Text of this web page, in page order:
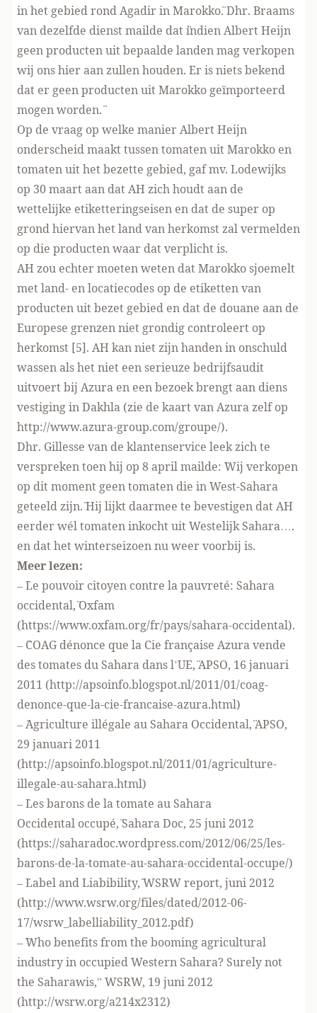
in het gebied rond Agadir in Marokko¨. Dhr. Braams
van dezelfde dienst mailde dat ¨indien Albert Heijn
geen producten uit bepaalde landen mag verkopen
wij ons hier aan zullen houden. Er is niets bekend
dat er geen producten uit Marokko geïmporteerd
mogen worden.¨
Op de vraag op welke manier Albert Heijn
onderscheid maakt tussen tomaten uit Marokko en
tomaten uit het bezette gebied, gaf mv. Lodewijks
op 30 maart aan dat AH zich houdt aan de
wettelijke etiketteringseisen en dat de super op
grond hiervan het land van herkomst zal vermelden
op die producten waar dat verplicht is.
AH zou echter moeten weten dat Marokko sjoemelt
met land- en locatiecodes op de etiketten van
producten uit bezet gebied en dat de douane aan de
Europese grenzen niet grondig controleert op
herkomst [5]. AH kan niet zijn handen in onschuld
wassen als het niet een serieuze bedrijfsaudit
uitvoert bij Azura en een bezoek brengt aan diens
vestiging in Dakhla (zie de kaart van Azura zelf op
http://www.azura-group.com/groupe/).
Dhr. Gillesse van de klantenservice leek zich te
verspreken toen hij op 8 april mailde: ¨Wij verkopen
op dit moment geen tomaten die in West-Sahara
geteeld zijn.¨ Hij lijkt daarmee te bevestigen dat AH
eerder wél tomaten inkocht uit Westelijk Sahara….
en dat het winterseizoen nu weer voorbij is.
Meer lezen:
– ¨Le pouvoir citoyen contre la pauvreté: Sahara
occidental,¨ Oxfam
(https://www.oxfam.org/fr/pays/sahara-occidental).
– ¨COAG dénonce que la Cie française Azura vende
des tomates du Sahara dans l’UE,¨ APSO, 16 januari
2011 (http://apsoinfo.blogspot.nl/2011/01/coag-
denonce-que-la-cie-francaise-azura.html)
– ¨Agriculture illégale au Sahara Occidental,¨ APSO,
29 januari 2011
(http://apsoinfo.blogspot.nl/2011/01/agriculture-
illegale-au-sahara.html)
– ¨Les barons de la tomate au Sahara
Occidental occupé,¨ Sahara Doc, 25 juni 2012
(https://saharadoc.wordpress.com/2012/06/25/les-
barons-de-la-tomate-au-sahara-occidental-occupe/)
– ¨Label and Liabibility,¨ WSRW report, juni 2012
(http://www.wsrw.org/files/dated/2012-06-
17/wsrw_labelliability_2012.pdf)
– ¨Who benefits from the booming agricultural
industry in occupied Western Sahara? Surely not
the Saharawis,” WSRW, 19 juni 2012
(http://wsrw.org/a214x2312)